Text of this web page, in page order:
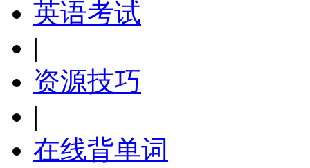
英语考试
|
资源技巧
|
在线背单词